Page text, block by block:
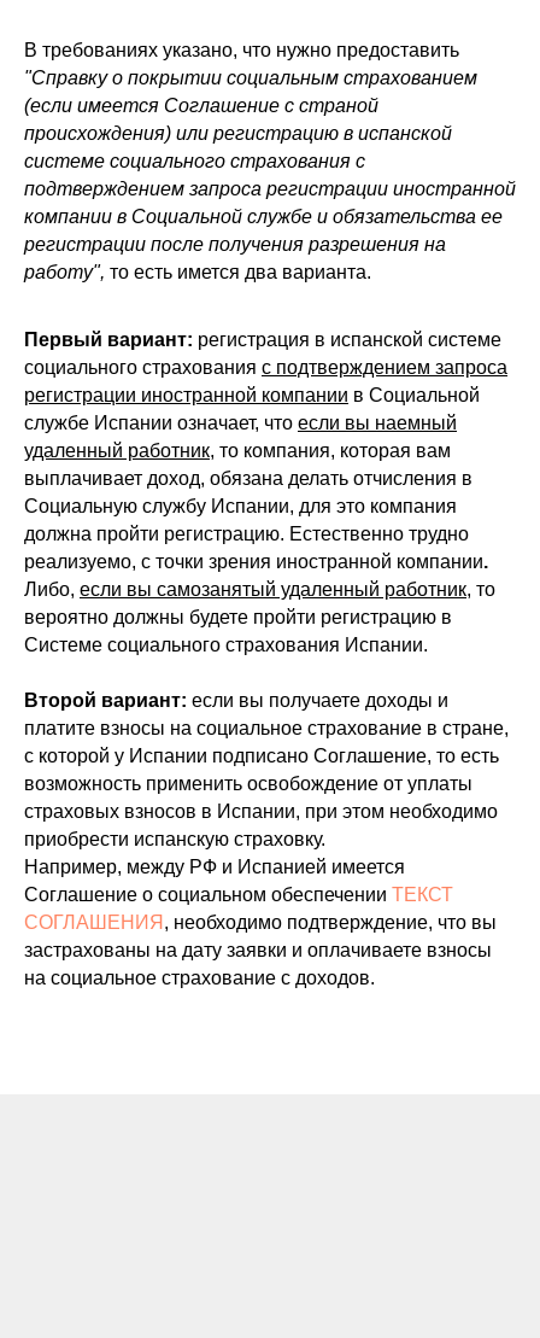
В требованиях указано, что нужно предоставить
"Справку о покрытии социальным страхованием
(если имеется Соглашение с страной
происхождения) или регистрацию в испанской
системе социального страхования с
подтверждением запроса регистрации иностранной
компании в Социальной службе и обязательства ее
регистрации после получения разрешения на
работу", то есть имется два варианта.
Первый вариант: регистрация в испанской системе
социального страхования с подтверждением запроса
регистрации иностранной компании в Социальной
службе Испании означает, что если вы наемный
удаленный работник, то компания, которая вам
выплачивает доход, обязана делать отчисления в
Социальную службу Испании, для это компания
должна пройти регистрацию. Естественно трудно
реализуемо, с точки зрения иностранной компании.
Либо, если вы самозанятый удаленный работник, то
вероятно должны будете пройти регистрацию в
Системе социального страхования Испании.
Второй вариант: если вы получаете доходы и
платите взносы на социальное страхование в стране,
с которой у Испании подписано Соглашение, то есть
возможность применить освобождение от уплаты
страховых взносов в Испании, при этом необходимо
приобрести испанскую страховку.
Например, между РФ и Испанией имеется
Соглашение о социальном обеспечении ТЕКСТ
СОГЛАШЕНИЯ , необходимо подтверждение, что вы
застрахованы на дату заявки и оплачиваете взносы
на социальное страхование с доходов.